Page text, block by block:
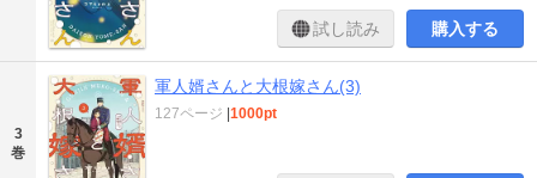
試し読み 購入する
3
巻
軍人婿さんと大根嫁さん(3)
127ページ 1000pt